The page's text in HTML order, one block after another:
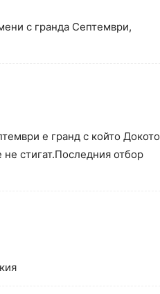
с гранда Септември,
е гранд с който Докото
стигат.Последния отбор